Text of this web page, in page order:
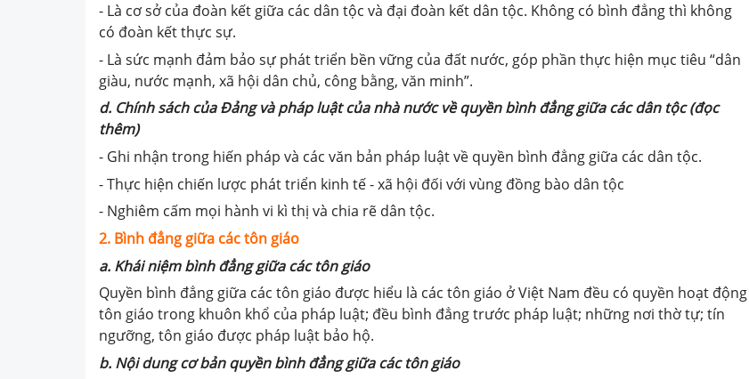
- Là cơ sở của đoàn kết giữa các dân tộc và đại đoàn kết dân tộc. Không có bình đẳng thì không
có đoàn kết thực sự.
- Là sức mạnh đảm bảo sự phát triển bền vững của đất nước, góp phần thực hiện mục tiêu “dân
giàu, nước mạnh, xã hội dân chủ, công bằng, văn minh”.
d. Chính sách của Đảng và pháp luật của nhà nước về quyền bình đẳng giữa các dân tộc(đọc
thêm)
- Ghi nhận trong hiến pháp và các văn bản pháp luật về quyền bình đẳng giữa các dân tộc.
- Thực hiện chiến lược phát triển kinh tế - xã hội đối với vùng đồng bào dân tộc
- Nghiêm cấm mọi hành vi kì thị và chia rẽ dân tộc.
2. Bình đẳng giữa các tôn giáo
a. Khái niệm bình đẳng giữa các tôn giáo
Quyền bình đẳng giữa các tôn giáo được hiểu là các tôn giáo ở Việt Nam đều có quyền hoạt động
tôn giáo trong khuôn khổ của pháp luật; đều bình đẳng trước pháp luật; những nơi thờ tự; tín
ngưỡng, tôn giáo được pháp luật bảo hộ.
b. Nội dung cơ bản quyền bình đẳng giữa các tôn giáo